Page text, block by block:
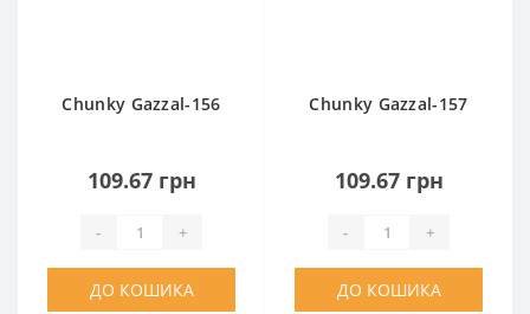
Chunky Gazzal-156
109.67 грн
- +
ДО КОШИКА
Chunky Gazzal-157
109.67 грн
- +
ДО КОШИКА